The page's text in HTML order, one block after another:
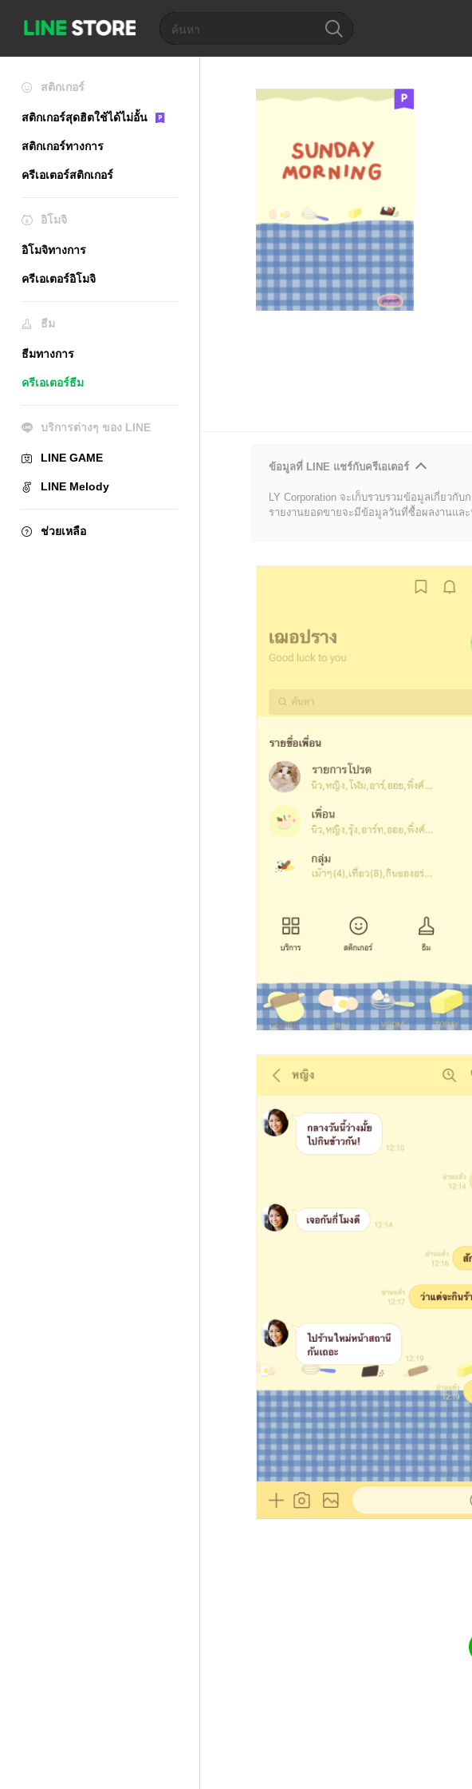
สติกเกอร์
สติกเกอร์สุดฮิตใช้ได้ไม่อั้น
สติกเกอร์ทางการ
ครีเอเตอร์สติกเกอร์
อิโมจิ
อิโมจิทางการ
ครีเอเตอร์อิโมจิ
ธีม
ธีมทางการ
ครีเอเตอร์ธีม
บริการต่างๆ ของ LINE
LINE GAME
LINE Melody
ช่วยเหลือ
ข้อมูลที่ LINE แชร์กับครีเอเตอร์
LY Corporation จะเก็บรวบรวมข้อมูลเกี่ยวกั
รายงานยอดขายจะมีข้อมูลวันที่ซื้อผลงานแล